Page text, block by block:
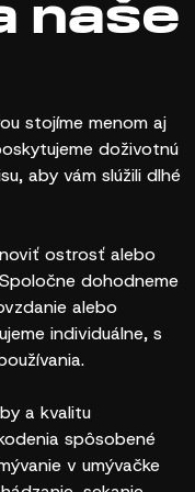
naše
stojíme menom aj
doživotnú
aby vám slúžili dlhé
ostrosť alebo
dohodneme
alebo
individuálne, s
a kvalitu
spôsobené
v umývačke